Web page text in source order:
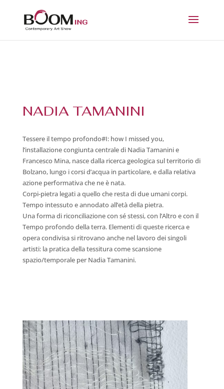
NADIA TAMANINI
Tessere il tempo profondo#I: how I missed you,
l’installazione congiunta centrale di Nadia Tamanini e
Francesco Mina, nasce dalla ricerca geologica sul territorio di
Bolzano, lungo i corsi d’acqua in particolare, e dalla relativa
azione performativa che ne è nata.
Corpi-pietra legati a quello che resta di due umani corpi.
Tempo intessuto e annodato all’età della pietra.
Una forma di riconciliazione con sé stessi, con l’Altro e con il
Tempo profondo della terra. Elementi di queste ricerca e
opera condivisa si ritrovano anche nel lavoro dei singoli
artisti: la pratica della tessitura come scansione
spazio/temporale per Nadia Tamanini.